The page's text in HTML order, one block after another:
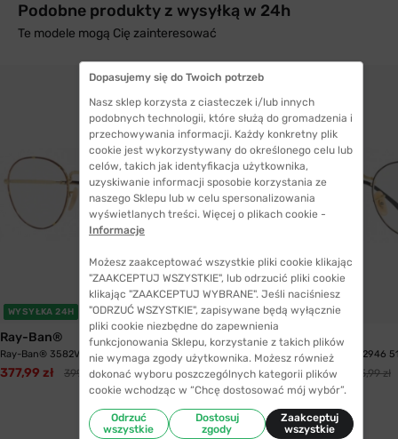
Podobne produkty z wysyłką w 24h
Te modele mogą Cię zainteresować
WYSYŁKA 24H
Ray-Ban®
Ray-Ban® 3582V 2945 51 David
377,99 zł 399,99 zł
WYSYŁKA 24H
Ray-Ban®
Ray-Ban® 3582V 2946
393,99 zł 405,99 zł
Dopasujemy się do Twoich potrzeb
Nasz sklep korzysta z ciasteczek i/lub innych
podobnych technologii, które służą do gromadzenia i
przechowywania informacji. Każdy konkretny plik
cookie jest wykorzystywany do określonego celu lub
celów, takich jak identyfikacja użytkownika,
uzyskiwanie informacji sposobie korzystania ze
naszego Sklepu lub w celu spersonalizowania
wyświetlanych treści. Więcej o plikach cookie -
Informacje
Możesz zaakceptować wszystkie pliki cookie klikając
"ZAAKCEPTUJ WSZYSTKIE", lub odrzucić pliki cookie
klikając "ZAAKCEPTUJ WYBRANE". Jeśli naciśniesz
"ODRZUĆ WSZYSTKIE", zapisywane będą wyłącznie
pliki cookie niezbędne do zapewnienia
funkcjonowania Sklepu, korzystanie z takich plików
nie wymaga zgody użytkownika. Możesz również
dokonać wyboru poszczególnych kategorii plików
cookie wchodząc w “Chcę dostosować mój wybór”.
Odrzuć
wszystkie
Dostosuj
zgody
Zaakceptuj
wszystkie